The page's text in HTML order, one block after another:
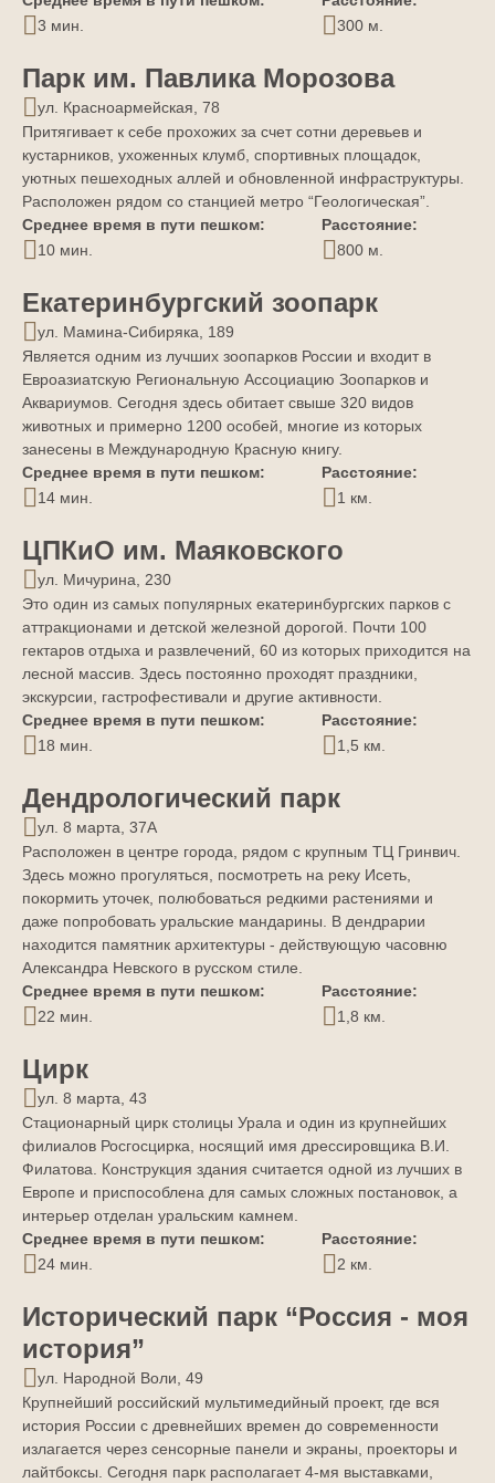
3 мин.
300 м.
Парк им. Павлика Морозова
ул. Красноармейская, 78
Притягивает к себе прохожих за счет сотни деревьев и
кустарников, ухоженных клумб, спортивных площадок,
уютных пешеходных аллей и обновленной инфраструктуры.
Расположен рядом со станцией метро “Геологическая”.
Среднее время в пути пешком:
10 мин.
Расстояние:
800 м.
Екатеринбургский зоопарк
ул. Мамина-Сибиряка, 189
Является одним из лучших зоопарков России и входит в
Евроазиатскую Региональную Ассоциацию Зоопарков и
Аквариумов. Сегодня здесь обитает свыше 320 видов
животных и примерно 1200 особей, многие из которых
занесены в Международную Красную книгу.
Среднее время в пути пешком:
14 мин.
Расстояние:
1 км.
ЦПКиО им. Маяковского
ул. Мичурина, 230
Это один из самых популярных екатеринбургских парков с
аттракционами и детской железной дорогой. Почти 100
гектаров отдыха и развлечений, 60 из которых приходится на
лесной массив. Здесь постоянно проходят праздники,
экскурсии, гастрофестивали и другие активности.
Среднее время в пути пешком:
18 мин.
Расстояние:
1,5 км.
Дендрологический парк
ул. 8 марта, 37А
Расположен в центре города, рядом с крупным ТЦ Гринвич.
Здесь можно прогуляться, посмотреть на реку Исеть,
покормить уточек, полюбоваться редкими растениями и
даже попробовать уральские мандарины. В дендрарии
находится памятник архитектуры - действующую часовню
Александра Невского в русском стиле.
Среднее время в пути пешком:
22 мин.
Расстояние:
1,8 км.
Цирк
ул. 8 марта, 43
Стационарный цирк столицы Урала и один из крупнейших
филиалов Росгосцирка, носящий имя дрессировщика В.И.
Филатова. Конструкция здания считается одной из лучших в
Европе и приспособлена для самых сложных постановок, а
интерьер отделан уральским камнем.
Среднее время в пути пешком:
24 мин.
Расстояние:
2 км.
Исторический парк “Россия - моя
история”
ул. Народной Воли, 49
Крупнейший российский мультимедийный проект, где вся
история России с древнейших времен до современности
излагается через сенсорные панели и экраны, проекторы и
лайтбоксы. Сегодня парк располагает 4-мя выставками,